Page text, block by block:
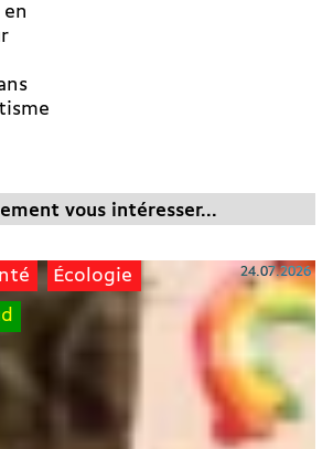
vous intéresser...
Écologie 24.07.2026